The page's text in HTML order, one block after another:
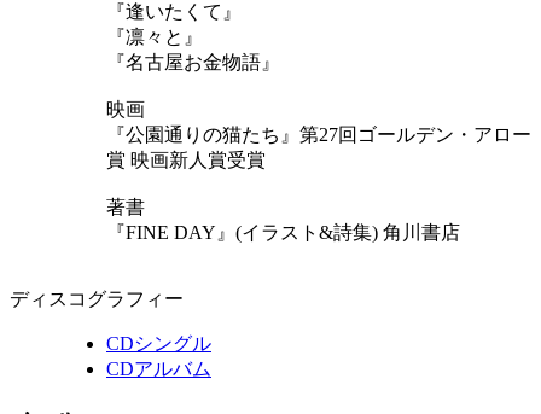
『逢いたくて』
『凛々と』
『名古屋お金物語』
映画
『公園通りの猫たち』第27回ゴールデン・アロー
賞 映画新人賞受賞
著書
『FINE DAY』(イラスト&詩集) 角川書店
ディスコグラフィー
CDシングル
CDアルバム